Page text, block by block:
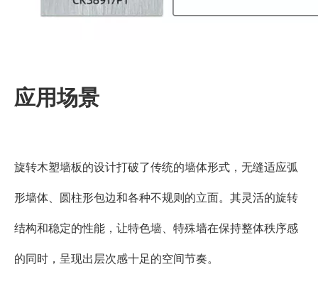
应用场景
旋转木塑墙板的设计打破了传统的墙体形式，无缝适应弧
形墙体、圆柱形包边和各种不规则的立面。其灵活的旋转
结构和稳定的性能，让特色墙、特殊墙在保持整体秩序感
的同时，呈现出层次感十足的空间节奏。